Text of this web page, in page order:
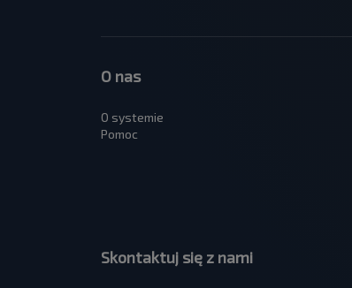
O nas
O systemie
Pomoc
Skontaktuj się z nami